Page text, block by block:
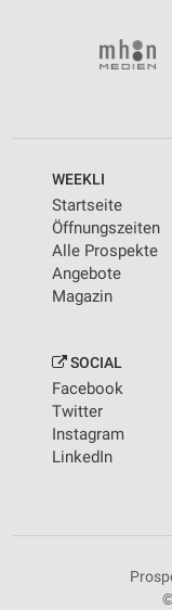
WEEKLI
Startseite
Öffnungszeiten
Alle Prospekte
Angebote
Magazin
SOCIAL
Facebook
Twitter
Instagram
LinkedIn